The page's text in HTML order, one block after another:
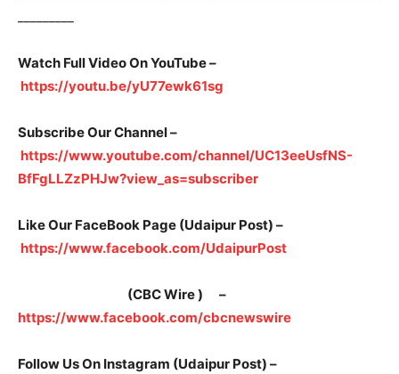
Watch Full Video On YouTube –
https://youtu.be/yU77ewk61sg
Subscribe Our Channel –
https://www.youtube.com/channel/UC13eeUsfNS-
BfFgLLZzPHJw?view_as=subscriber
Like Our FaceBook Page (Udaipur Post) –
https://www.facebook.com/UdaipurPost
(CBC Wire ) –
https://www.facebook.com/cbcnewswire
Follow Us On Instagram (Udaipur Post) –